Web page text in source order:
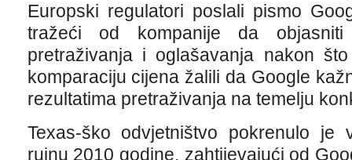
Europski regulatori poslali pismo
tražeći od kompanije da
pretraživanja i oglašavanja nakon
komparaciju cijena žalili da Google
rezultatima pretraživanja na temelju
Texas-ško odvjetništvo pokrenulo je
rujnu 2010 godine, zahtijevajući od